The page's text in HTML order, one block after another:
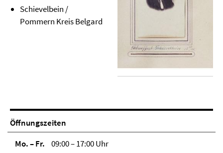
Schievelbein /
Pommern Kreis Belgard
Öffnungszeiten
Mo. – Fr.
09:00 – 17:00 Uhr